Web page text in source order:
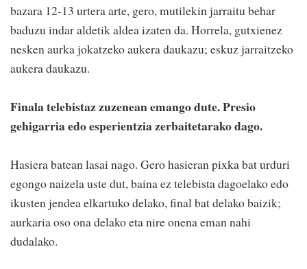
bazara 12-13 urtera arte, gero, mutilekin jarraitu behar
baduzu indar aldetik aldea izaten da. Horrela, gutxienez
nesken aurka jokatzeko aukera daukazu; eskuz jarraitzeko
aukera daukazu.
Finala telebistaz zuzenean emango dute. Presio
gehigarria edo esperientzia zerbaitetarako dago.
Hasiera batean lasai nago. Gero hasieran pixka bat urduri
egongo naizela uste dut, baina ez telebista dagoelako edo
ikusten jendea elkartuko delako, final bat delako baizik;
aurkaria oso ona delako eta nire onena eman nahi
dudalako.